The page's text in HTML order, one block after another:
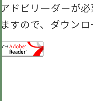
アドビリーダーが
ますので、ダウン